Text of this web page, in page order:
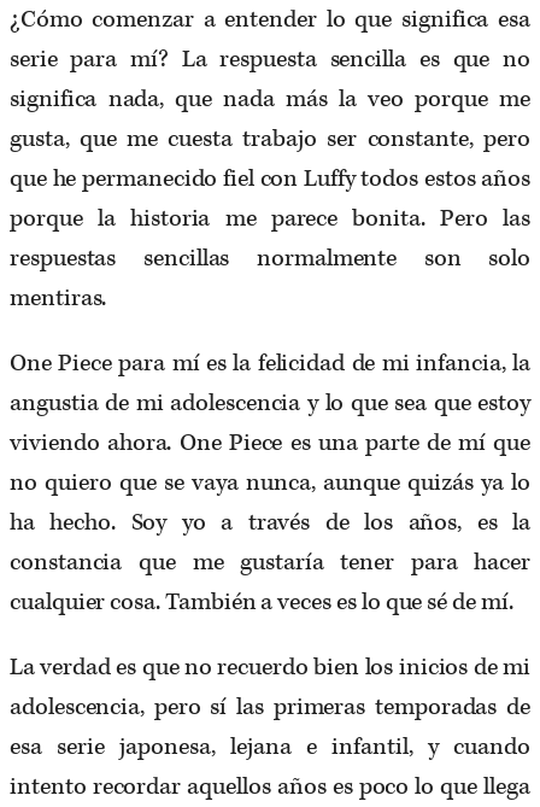
¿Cómo comenzar a entender lo que significa esa
serie para mí? La respuesta sencilla es que no
significa nada, que nada más la veo porque me
gusta, que me cuesta trabajo ser constante, pero
que he permanecido fiel con Luffy todos estos años
porque la historia me parece bonita. Pero las
respuestas sencillas normalmente son solo
mentiras.
One Piece para mí es la felicidad de mi infancia, la
angustia de mi adolescencia y lo que sea que estoy
viviendo ahora. One Piece es una parte de mí que
no quiero que se vaya nunca, aunque quizás ya lo
ha hecho. Soy yo a través de los años, es la
constancia que me gustaría tener para hacer
cualquier cosa. También a veces es lo que sé de mí.
La verdad es que no recuerdo bien los inicios de mi
adolescencia, pero sí las primeras temporadas de
esa serie japonesa, lejana e infantil, y cuando
intento recordar aquellos años es poco lo que llega